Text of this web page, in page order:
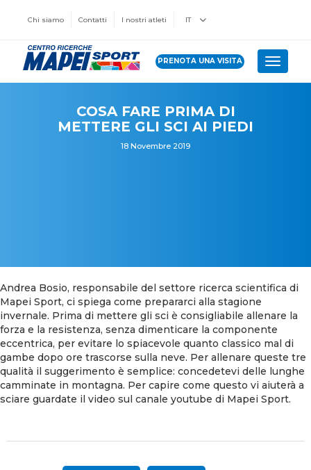
Chi siamo Contatti I nostri atleti IT
PRENOTA UNA VISITA Toggle
COSA FARE PRIMA DI
METTERE GLI SCI AI PIEDI
18 Novembre 2019
Andrea Bosio, responsabile del settore ricerca scientifica di
Mapei Sport, ci spiega come prepararci alla stagione
invernale. Prima di mettere gli sci è consigliabile allenare la
forza e la resistenza, senza dimenticare la componente
eccentrica, per evitare lo spiacevole quanto classico mal di
gambe dopo ore trascorse sulla neve. Per allenare queste tre
qualità il suggerimento è semplice: concedetevi delle lunghe
camminate in montagna. Per capire come questo vi aiuterà a
sciare guardate il video sul canale youtube di Mapei Sport.